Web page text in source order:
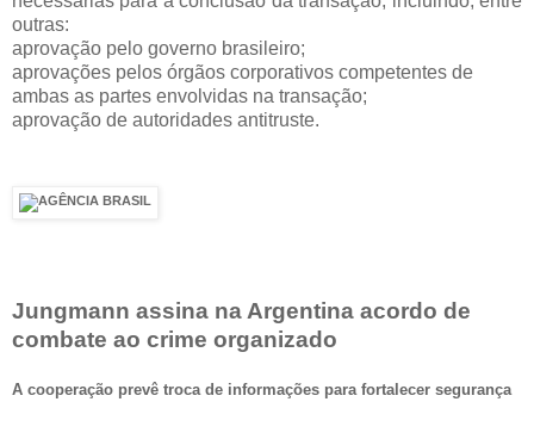
outras:
aprovação pelo governo brasileiro;
aprovações pelos órgãos corporativos competentes de
ambas as partes envolvidas na transação;
aprovação de autoridades antitruste.
Jungmann assina na Argentina acordo de
combate ao crime organizado
A cooperação prevê troca de informações para fortalecer segurança